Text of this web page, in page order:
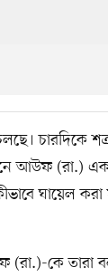
চারদিকে
আউফ (রা.) এক
ঘায়েল করা
কে তারা